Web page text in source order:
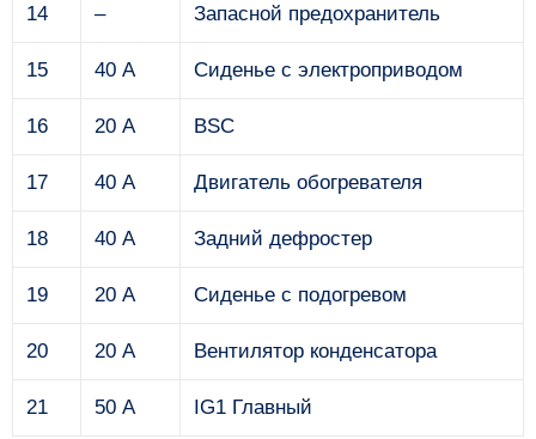
14 – Запасной предохранитель
15 40 А Сиденье с электроприводом
16 20 А BSC
17 40 А Двигатель обогревателя
18 40 А Задний дефростер
19 20 А Сиденье с подогревом
20 20 А Вентилятор конденсатора
21 50 А IG1 Главный